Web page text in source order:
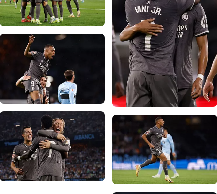
صورة: Real Madrid
صورة: Real Madrid
صورة: Real Madrid